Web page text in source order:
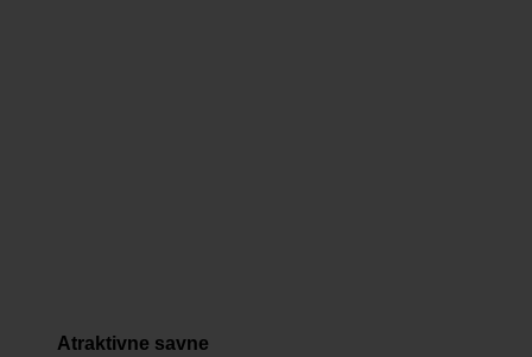
Atraktivne savne